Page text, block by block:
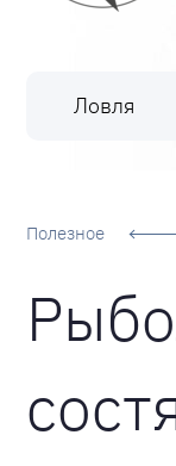
Ловля
Полезное